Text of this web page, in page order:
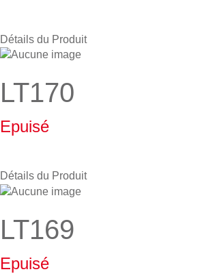
Détails du Produit
LT170
Epuisé
Détails du Produit
LT169
Epuisé